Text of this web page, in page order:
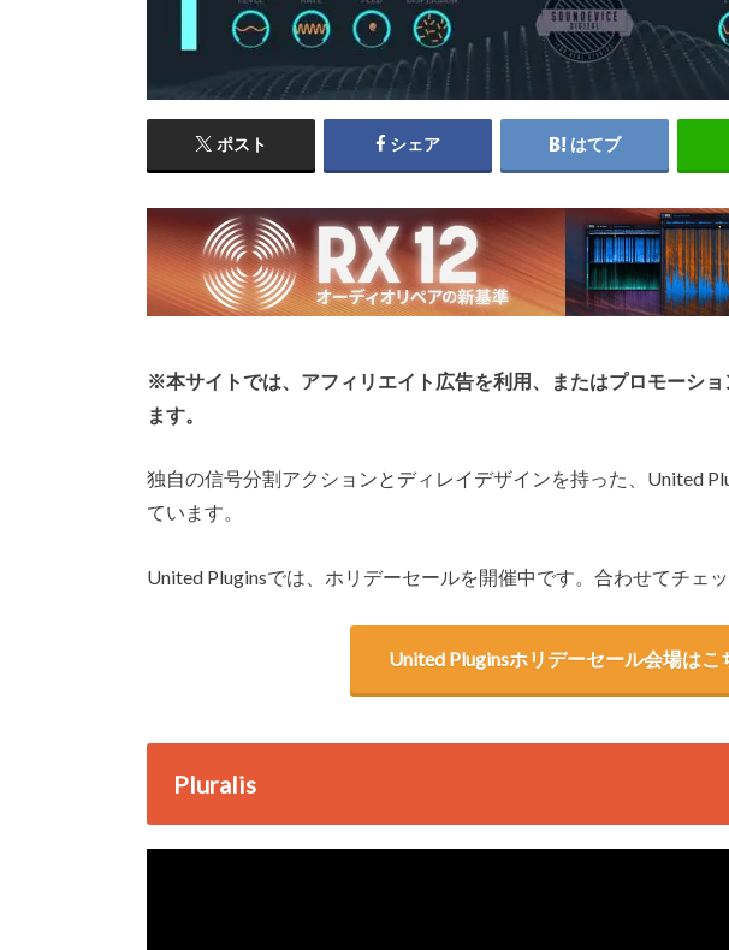
ポスト シェア はてブ
※本サイトでは、アフィリエイト広告を利用、またはプロモーシ
ます。
独自の信号分割アクションとディレイデザインを持った、United
ています。
United Pluginsでは、ホリデーセールを開催中です。合わせてチェ
United Pluginsホリデーセール会場はこ
Pluralis